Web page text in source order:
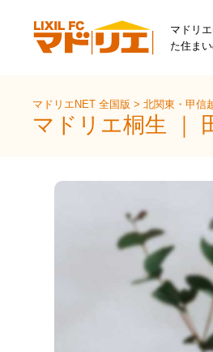
マドリ
た住ま
マドリエNET 全国版>北関東・甲信
マドリエ桐生 ｜